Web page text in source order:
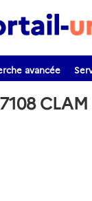
avancée
CLAM